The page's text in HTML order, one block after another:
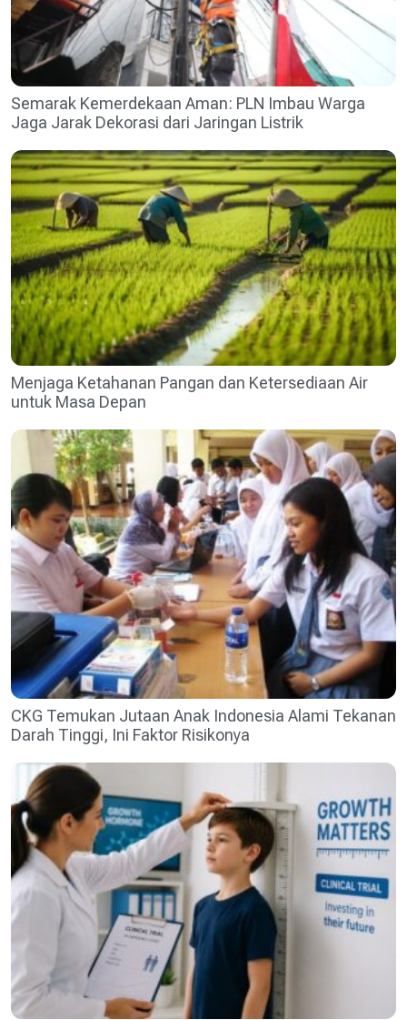
Semarak Kemerdekaan Aman: PLN Imbau Warga
Jaga Jarak Dekorasi dari Jaringan Listrik
Menjaga Ketahanan Pangan dan Ketersediaan Air
untuk Masa Depan
CKG Temukan Jutaan Anak Indonesia Alami Tekanan
Darah Tinggi, Ini Faktor Risikonya